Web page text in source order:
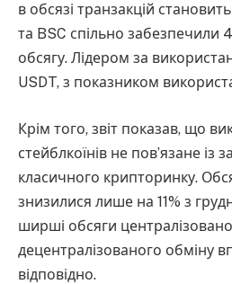
в обсязі транзакцій
та BSC спільно забезпечили
обсягу. Лідером за
USDT, з показником
Крім того, звіт показав, що
стейблкоїнів не пов’язане із
класичного крипторинку.
знизилися лише на 11% з
ширші обсяги
децентралізованого обміну
відповідно.